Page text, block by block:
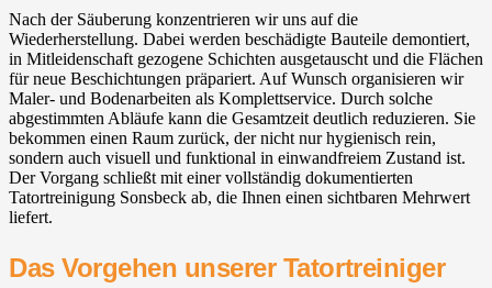
Nach der Säuberung konzentrieren wir uns auf die
Wiederherstellung. Dabei werden beschädigte Bauteile demontiert,
in Mitleidenschaft gezogene Schichten ausgetauscht und die Flächen
für neue Beschichtungen präpariert. Auf Wunsch organisieren wir
Maler- und Bodenarbeiten als Komplettservice. Durch solche
abgestimmten Abläufe kann die Gesamtzeit deutlich reduzieren. Sie
bekommen einen Raum zurück, der nicht nur hygienisch rein,
sondern auch visuell und funktional in einwandfreiem Zustand ist.
Der Vorgang schließt mit einer vollständig dokumentierten
Tatortreinigung Sonsbeck ab, die Ihnen einen sichtbaren Mehrwert
liefert.
Das Vorgehen unserer Tatortreiniger